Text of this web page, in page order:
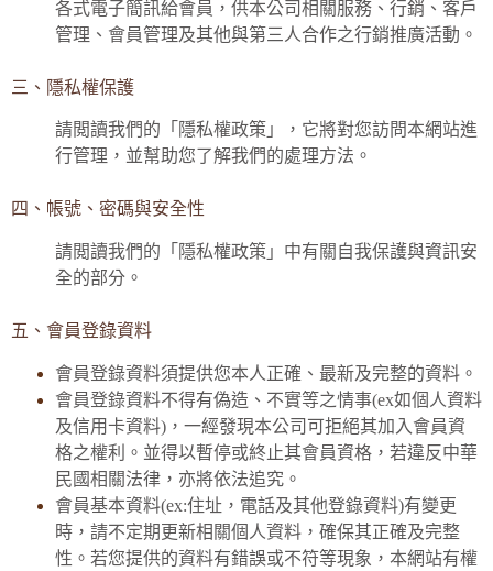
各式電子簡訊給會員，供本公司相關服務、行銷、客戶
管理、會員管理及其他與第三人合作之行銷推廣活動。
三、隱私權保護
請閲讀我們的「隱私權政策」，它將對您訪問本網站進
行管理，並幫助您了解我們的處理方法。
四、帳號、密碼與安全性
請閲讀我們的「隱私權政策」中有關自我保護與資訊安
全的部分。
五、會員登錄資料
會員登錄資料須提供您本人正確、最新及完整的資料。
會員登錄資料不得有偽造、不實等之情事(ex如個人資料
及信用卡資料)，一經發現本公司可拒絕其加入會員資
格之權利。並得以暫停或終止其會員資格，若違反中華
民國相關法律，亦將依法追究。
會員基本資料(ex:住址，電話及其他登錄資料)有變更
時，請不定期更新相關個人資料，確保其正確及完整
性。若您提供的資料有錯誤或不符等現象，本網站有權